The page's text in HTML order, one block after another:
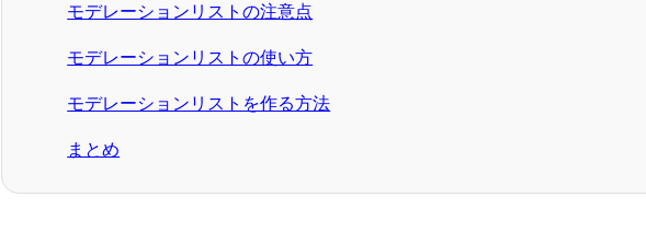
モデレーションリストの注意点
モデレーションリストの使い方
モデレーションリストを作る方法
まとめ